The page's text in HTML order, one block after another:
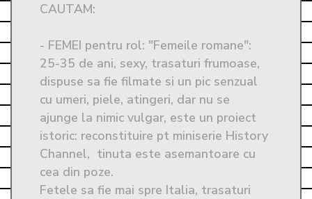
CAUTAM:
- FEMEI pentru rol: "Femeile romane":
25-35 de ani, sexy, trasaturi frumoase,
dispuse sa fie filmate si un pic senzual
cu umeri, piele, atingeri, dar nu se
ajunge la nimic vulgar, este un proiect
istoric: reconstituire pt miniserie History
Channel,  tinuta este asemantoare cu
cea din poze.
Fetele sa fie mai spre Italia, trasaturi